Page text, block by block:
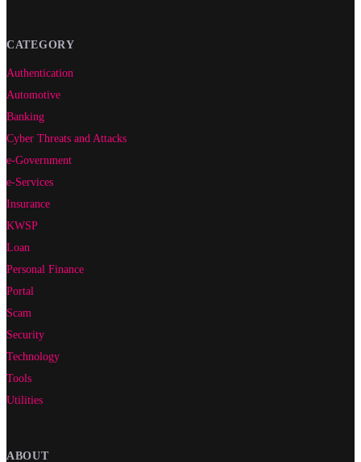
CATEGORY
Authentication
Automotive
Banking
Cyber Threats and Attacks
e-Government
e-Services
Insurance
KWSP
Loan
Personal Finance
Portal
Scam
Security
Technology
Tools
Utilities
ABOUT